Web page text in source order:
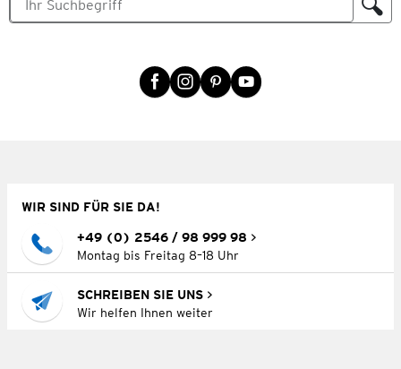
WIR SIND FÜR SIE DA!
+49 (0) 2546 / 98 999 98
Montag bis Freitag 8–18 Uhr
SCHREIBEN SIE UNS
Wir helfen Ihnen weiter